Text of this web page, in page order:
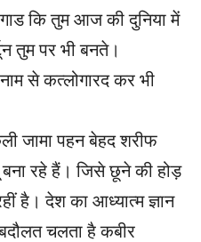
कि तुम आज की दुनिया में
तुम पर भी बनते।
नाम से कत्लोगारद कर भी
जामा पहन बेहद शरीफ
रहे हैं। जिसे छूने की होड़
है। देश का आध्यात्म ज्ञान
चलता है कबीर